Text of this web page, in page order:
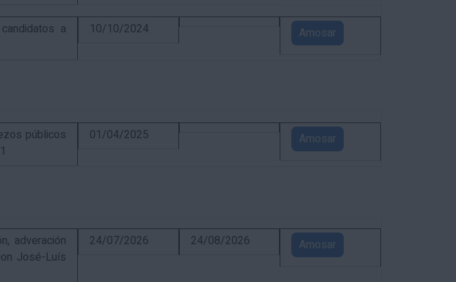
a
10/10/2024 Amosar
públicos
01/04/2025 Amosar
adveración
José-Luís
24/07/2026 24/08/2026 Amosar